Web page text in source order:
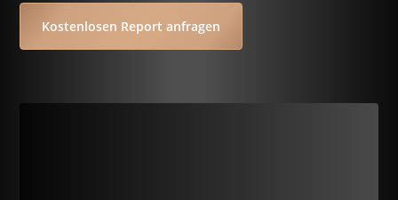
Kostenlosen Report anfragen